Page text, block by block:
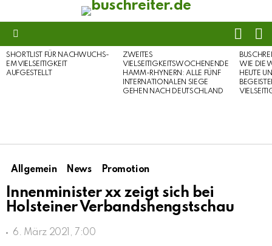
LATEST
STORIES
SHORTLIST FÜR NACHWUCHS-
EM VIELSEITIGKEIT
AUFGESTELLT
ZWEITES
VIELSEITIGKEITSWOCHENENDE
HAMM-RHYNERN: ALLE FÜNF
INTERNATIONALEN SIEGE
GEHEN NACH DEUTSCHLAND
WIE DIE
HEUTE
Allgemein News Promotion
Innenminister xx zeigt sich bei
Holsteiner Verbandshengstschau
6. März 2021, 7:00